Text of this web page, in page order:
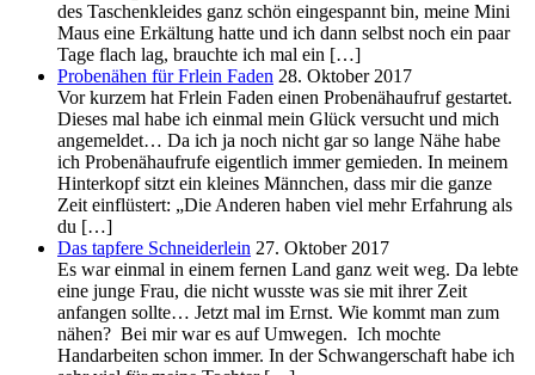
des Taschenkleides ganz schön eingespannt bin, meine Mini
Maus eine Erkältung hatte und ich dann selbst noch ein paar
Tage flach lag, brauchte ich mal ein […]
Probenähen für Frlein Faden 28. Oktober 2017
Vor kurzem hat Frlein Faden einen Probenähaufruf gestartet.
Dieses mal habe ich einmal mein Glück versucht und mich
angemeldet… Da ich ja noch nicht gar so lange Nähe habe
ich Probenähaufrufe eigentlich immer gemieden. In meinem
Hinterkopf sitzt ein kleines Männchen, dass mir die ganze
Zeit einflüstert: „Die Anderen haben viel mehr Erfahrung als
du […]
Das tapfere Schneiderlein 27. Oktober 2017
Es war einmal in einem fernen Land ganz weit weg. Da lebte
eine junge Frau, die nicht wusste was sie mit ihrer Zeit
anfangen sollte… Jetzt mal im Ernst. Wie kommt man zum
nähen? Bei mir war es auf Umwegen. Ich mochte
Handarbeiten schon immer. In der Schwangerschaft habe ich